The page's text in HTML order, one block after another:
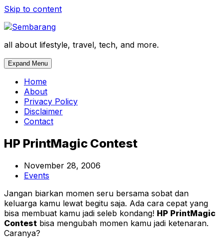
Skip to content
all about lifestyle, travel, tech, and more.
Expand Menu
Home
About
Privacy Policy
Disclaimer
Contact
HP PrintMagic Contest
November 28, 2006
Events
Jangan biarkan momen seru bersama sobat dan
keluarga kamu lewat begitu saja. Ada cara cepat yang
bisa membuat kamu jadi seleb kondang! HP PrintMagic
Contest bisa mengubah momen kamu jadi ketenaran.
Caranya?